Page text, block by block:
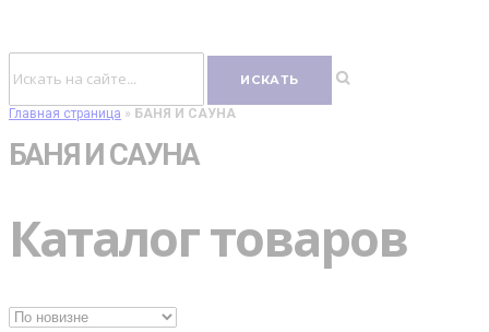
Главная страница » БАНЯ И САУНА
БАНЯ И САУНА
Каталог товаров